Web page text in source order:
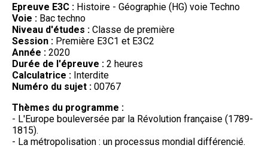
Epreuve E3C : Histoire - Géographie (HG) voie Techno
Voie : Bac techno
Niveau d'études : Classe de première
Session : Première E3C1 et E3C2
Année : 2020
Durée de l'épreuve : 2 heures
Calculatrice : Interdite
Numéro du sujet : 00767
Thèmes du programme :
- L'Europe bouleversée par la Révolution française (1789-
1815).
- La métropolisation : un processus mondial différencié.